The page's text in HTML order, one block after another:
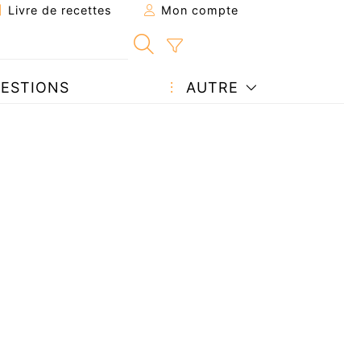
Livre de recettes Mon compte
AUTRE
à un ami
page
question à l'auteur
votre photo de cette